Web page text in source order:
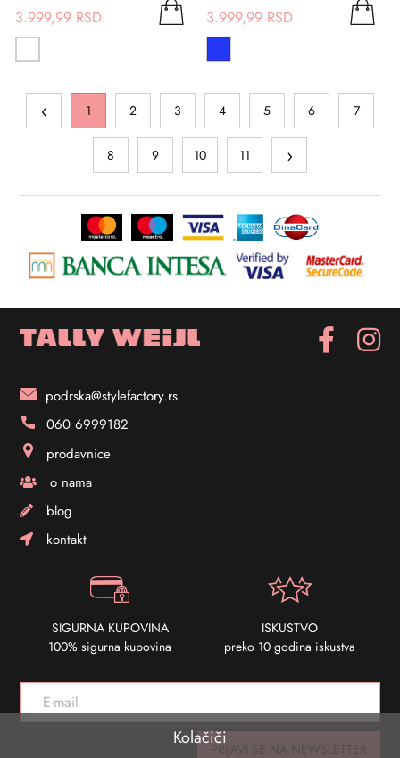
3.999,99 RSD 3.999,99 RSD
‹ 1 2 3 4 5 6 7
8 9 10 11 ›
Kolačiči
podrska@stylefactory.rs
060 6999182
prodavnice
o nama
blog
kontakt
SIGURNA KUPOVINA
100% sigurna kupovina
ISKUSTVO
preko 10 godina iskustva
PRIJAVI SE NA NEWSLETTER